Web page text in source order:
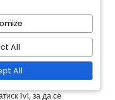
или да се оттеглят.
на малки игри, които
заплахи,
да реагират и
1v1, за да се
All
All